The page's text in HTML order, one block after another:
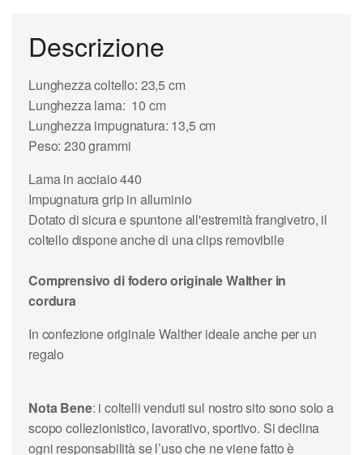
Descrizione
Lunghezza coltello: 23,5 cm
Lunghezza lama: 10 cm
Lunghezza impugnatura: 13,5 cm
Peso: 230 grammi
Lama in acciaio 440
Impugnatura grip in alluminio
Dotato di sicura e spuntone all'estremità frangivetro, il
coltello dispone anche di una clips removibile
Comprensivo di fodero originale Walther in
cordura
In confezione originale Walther ideale anche per un
regalo
Nota Bene: i coltelli venduti sul nostro sito sono solo a
scopo collezionistico, lavorativo, sportivo. Si declina
ogni responsabilità se l’uso che ne viene fatto è